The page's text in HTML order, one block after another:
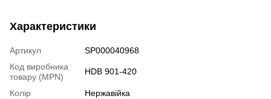
Характеристики
Артикул
SP000040968
Код виробника
товару (MPN)
HDB 901-420
Колір
Нержавійка